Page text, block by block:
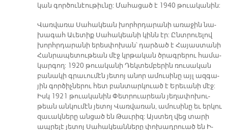
կան գոր­ծու­նէու­թիւ­նը: Մա­հա­ցած է 1940 թ­­ուա­կա­նին:
Վառ­վա­ռա Սա­հա­կեա­ն խորհր­դա­րա­նի ա­ռա­ջին նա­
խա­գահ Ա­ւե­տիք Սա­հա­կեա­նի կինն էր: Ընտ­րուե­լով
խորհր­դա­րա­նի ե­րես­փո­խան՝ դար­ձած է Հա­յաս­տա­նի
Հան­րա­պե­տու­թեան մէջ կրթա­կան ծրագ­րե­րու հա­մա­
կար­գող: 1920 թուա­կա­նի Դեկ­տեմ­բե­րին ռու­սա­կան
բա­նա­կի գրա­ւու­մէն յե­տոյ ա­նոր ա­մու­սի­նը այլ ազ­գա­
յին գոր­ծիչ­նե­րու հետ բան­տար­կուած է Ե­րե­ւա­նի մէջ:
Իսկ 1921 թուա­կա­նին Փետ­րուա­րեան յե­ղա­փո­խու­
թեան ան­կու­մէն յե­տոյ Վառ­վա­ռան, ա­մու­սի­նը եւ եր­կու
զա­ւակ­նե­րը ան­ցած են Թաւ­րիզ: Այս­տեղ վեց տա­րի
ապ­րե­լէ յե­տոյ Սա­հա­կեան­նե­րը փո­խադ­րուած են Ի­